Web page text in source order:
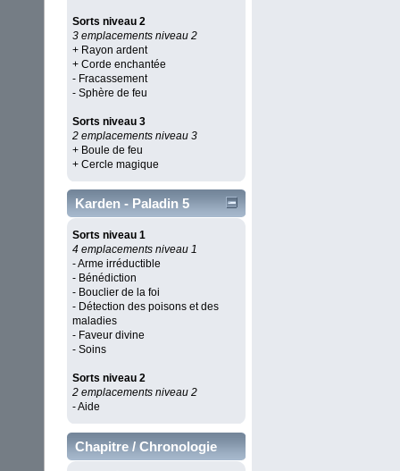
Sorts niveau 2
3 emplacements niveau 2
+ Rayon ardent
+ Corde enchantée
- Fracassement
- Sphère de feu
Sorts niveau 3
2 emplacements niveau 3
+ Boule de feu
+ Cercle magique
Karden - Paladin 5
Sorts niveau 1
4 emplacements niveau 1
- Arme irréductible
- Bénédiction
- Bouclier de la foi
- Détection des poisons et des
maladies
- Faveur divine
- Soins
Sorts niveau 2
2 emplacements niveau 2
- Aide
Chapitre / Chronologie